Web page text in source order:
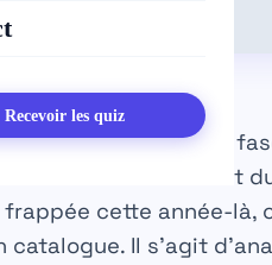
Recevoir les quiz
représente un pivot
avant l’effondrement
frappée cette année-là,
catalogue. Il s’agit